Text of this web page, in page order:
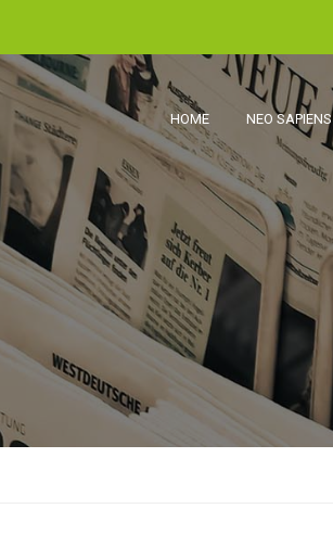
HOME NEO SAPIENS